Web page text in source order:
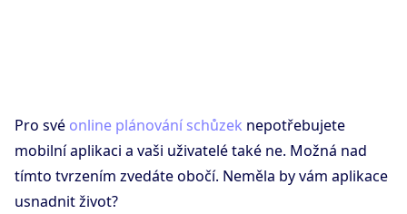
Pro své online plánování schůzek nepotřebujete
mobilní aplikaci a vaši uživatelé také ne. Možná nad
tímto tvrzením zvedáte obočí. Neměla by vám aplikace
usnadnit život?